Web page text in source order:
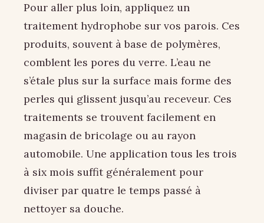
Pour aller plus loin, appliquez un
traitement hydrophobe sur vos parois. Ces
produits, souvent à base de polymères,
comblent les pores du verre. L’eau ne
s’étale plus sur la surface mais forme des
perles qui glissent jusqu’au receveur. Ces
traitements se trouvent facilement en
magasin de bricolage ou au rayon
automobile. Une application tous les trois
à six mois suffit généralement pour
diviser par quatre le temps passé à
nettoyer sa douche.